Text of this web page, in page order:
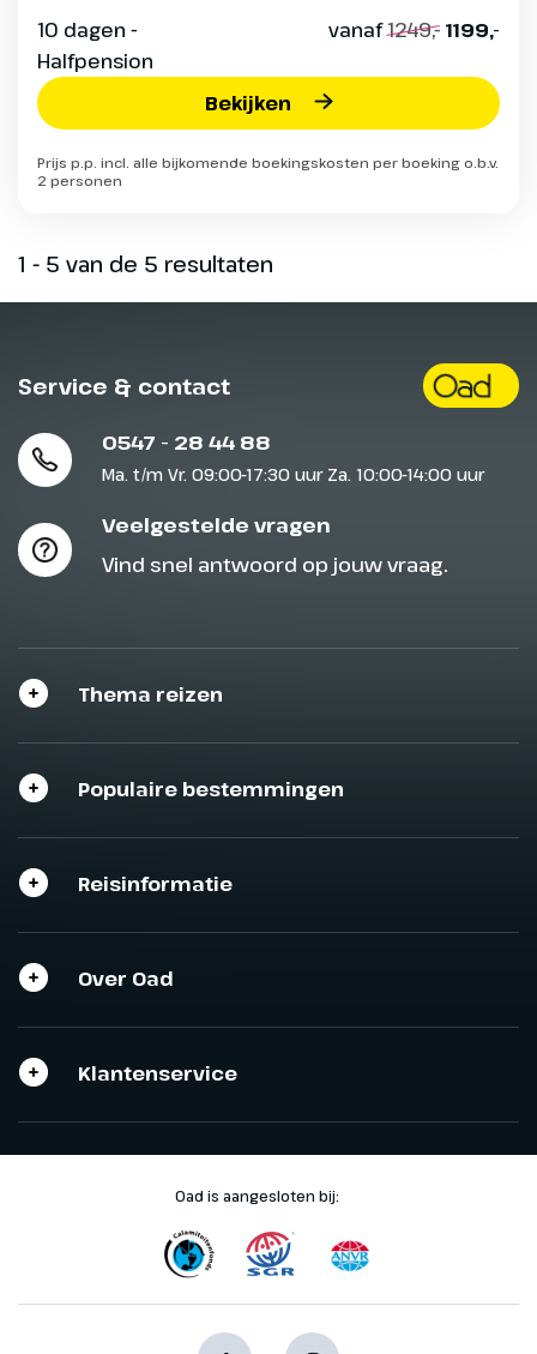
10 dagen -
Halfpension
vanaf1249,- 1199,-
Bekijken
Prijs p.p. incl. alle bijkomende boekingskosten per boeking o.b.v.
2 personen
1 - 5 van de 5 resultaten
Service & contact
0547 - 28 44 88
Ma. t/m Vr. 09:00-17:30 uur Za. 10:00-14:00 uur
Veelgestelde vragen
Vind snel antwoord op jouw vraag.
Thema reizen
Populaire bestemmingen
Reisinformatie
Over Oad
Klantenservice
Oad is aangesloten bij: